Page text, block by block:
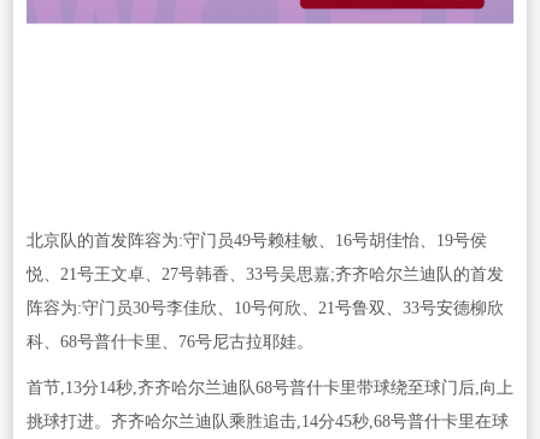
北京队的首发阵容为:守门员49号赖桂敏、16号胡佳怡、19号侯
悦、21号王文卓、27号韩香、33号吴思嘉;齐齐哈尔兰迪队的首发
阵容为:守门员30号李佳欣、10号何欣、21号鲁双、33号安德柳欣
科、68号普什卡里、76号尼古拉耶娃。
首节,13分14秒,齐齐哈尔兰迪队68号普什卡里带球绕至球门后,向上
挑球打进。齐齐哈尔兰迪队乘胜追击,14分45秒,68号普什卡里在球